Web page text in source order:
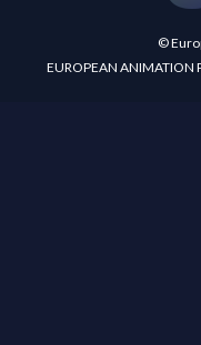
©
EUROPEAN ANIMATION